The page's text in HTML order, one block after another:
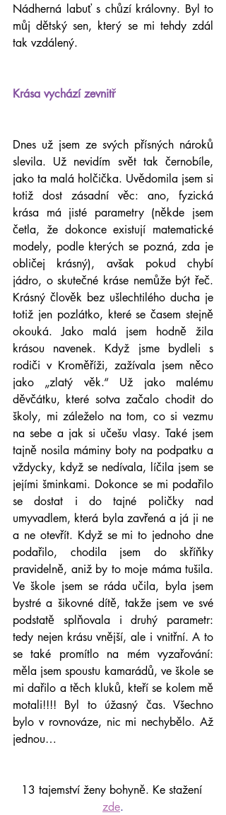
Nádherná labuť s chůzí královny. Byl to
můj dětský sen, který se mi tehdy zdál
tak vzdálený.
Krása vychází zevnitř
Dnes už jsem ze svých přísných nároků
slevila. Už nevidím svět tak černobíle,
jako ta malá holčička. Uvědomila jsem si
totiž dost zásadní věc: ano, fyzická
krása má jisté parametry (někde jsem
četla, že dokonce existují matematické
modely, podle kterých se pozná, zda je
obličej krásný), avšak pokud chybí
jádro, o skutečné kráse nemůže být řeč.
Krásný člověk bez ušlechtilého ducha je
totiž jen pozlátko, které se časem stejně
okouká. Jako malá jsem hodně žila
krásou navenek. Když jsme bydleli s
rodiči v Kroměříži, zažívala jsem něco
jako „zlatý věk.“ Už jako malému
děvčátku, které sotva začalo chodit do
školy, mi záleželo na tom, co si vezmu
na sebe a jak si učešu vlasy. Také jsem
tajně nosila máminy boty na podpatku a
vždycky, když se nedívala, líčila jsem se
jejími šminkami. Dokonce se mi podařilo
se dostat i do tajné poličky nad
umyvadlem, která byla zavřená a já ji ne
a ne otevřít. Když se mi to jednoho dne
podařilo, chodila jsem do skříňky
pravidelně, aniž by to moje máma tušila.
Ve škole jsem se ráda učila, byla jsem
bystré a šikovné dítě, takže jsem ve své
podstatě splňovala i druhý parametr:
tedy nejen krásu vnější, ale i vnitřní. A to
se také promítlo na mém vyzařování:
měla jsem spoustu kamarádů, ve škole se
mi dařilo a těch kluků, kteří se kolem mě
motali!!!! Byl to úžasný čas. Všechno
bylo v rovnováze, nic mi nechybělo. Až
jednou…
13 tajemství ženy bohyně. Ke stažení
zde.